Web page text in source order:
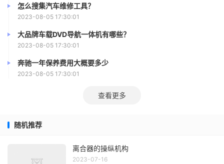
怎么搜集汽车维修工具？
2023-08-05 17:30:01
大品牌车载DVD导航一体机有哪些？
2023-08-05 17:30:01
奔驰一年保养费用大概要多少
2023-08-05 17:30:01
查看更多
随机推荐
离合器的操纵机构
2023-07-16